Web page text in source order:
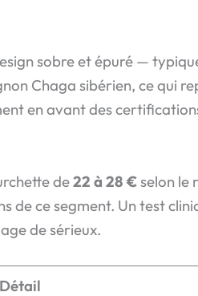
sobre et épuré —
Chaga sibérien, ce qui
en avant des
de22 à 28 €selon le
de ce segment. Un test
de sérieux.
Détail